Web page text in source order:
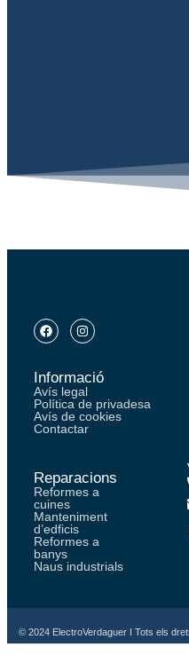
Informació
Avís legal
Política de privadesa
Avís de cookies
Contactar
Reparacions
Reformes a
cuines
Manteniment
d’edficis
Reformes a
banys
Naus industrials
© 2024 ElectroVerdaguer I Tots els